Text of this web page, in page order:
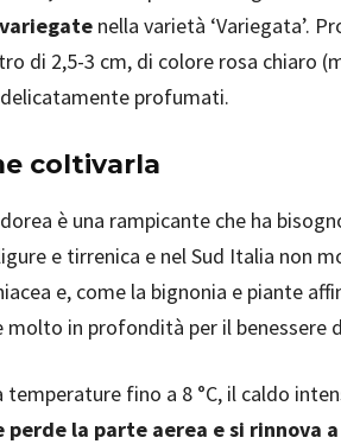
variegate nella varietà ‘Variegata’.
di 2,5-3 cm, di colore rosa chiaro
profumati.
coltivarla
è una rampicante che ha
e tirrenica e nel Sud Italia non
e, come la bignonia e piante
molto in profondità per il benessere
temperature fino a 8 °C, il caldo
perde la parte aerea e si rinnova